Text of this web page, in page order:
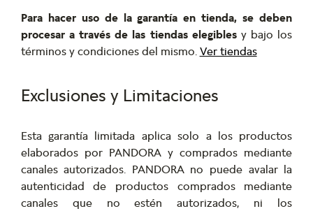
Para hacer uso de la garantía en tienda, se deben
procesar a través de las tiendas elegiblesy bajo los
términos y condiciones del mismo. Ver tiendas
Exclusiones y Limitaciones
Esta garantía limitada aplica solo a los productos
elaborados por PANDORA y comprados mediante
canales autorizados. PANDORA no puede avalar la
autenticidad de productos comprados mediante
canales que no estén autorizados, ni los